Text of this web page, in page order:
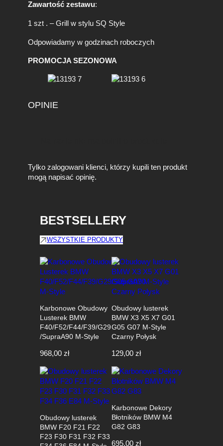
Zawartość zestawu:
1 szt . – Grill w stylu SQ Style
Odpowiadamy w godzinach roboczych
PROMOCJA SEZONOWA
OPINIE
Tylko zalogowani klienci, którzy kupili ten produkt
mogą napisać opinię.
BESTSELLERY
WSZYSTKIE PRODUKTY
Karbonowe Obudowy
Lusterek BMW
F40/F52/F44/F39/G29
/SupraA90 M-Style
968,00 zł
Obudowy lusterek
BMW X3 X5 X7 G01
G05 G07 M-Style
Czarny Połysk
129,00 zł
Obudowy lusterek
BMW F20 F21 F22
F23 F30 F31 F32 F33
Karbonowe Dekory
Błotników BMW M4
G82 G83
695,00 zł